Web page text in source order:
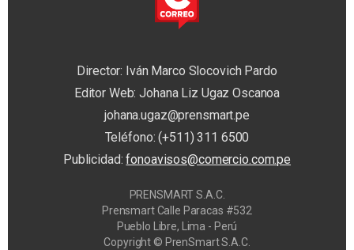
Director: Iván Marco Slocovich Pardo
Editor Web: Johana Liz Ugaz Oscanoa
johana.ugaz@prensmart.pe
Teléfono: (+511) 311 6500
Publicidad:fonoavisos@comercio.com.pe
PRENSMART S.A.C.
Prensmart Calle Paracas #532
Pueblo Libre, Lima - Perú
Copyright © PrenSmart S.A.C.